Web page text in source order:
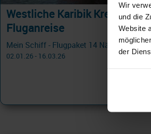
Wir
und die
Website
der
Westliche Karibik
Fluganreise
02.01.26 - 16.03.26